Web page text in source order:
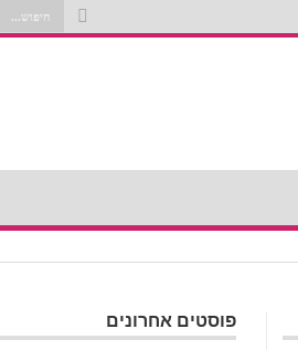
פוסטים אחרונים